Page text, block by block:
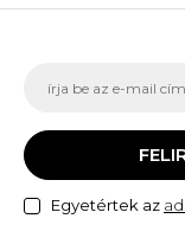
Egyetértek az